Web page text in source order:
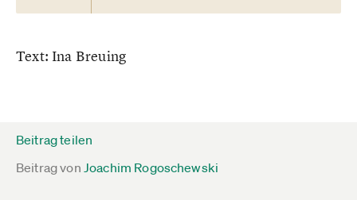
Text: Ina Breuing
Beitrag teilen
Beitrag von Joachim Rogoschewski